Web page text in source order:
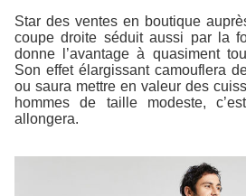
Star des ventes en boutique
coupe droite séduit aussi par la
donne l’avantage à quasiment
Son effet élargissant camouflera
ou saura mettre en valeur des
hommes de taille modeste,
allongera.